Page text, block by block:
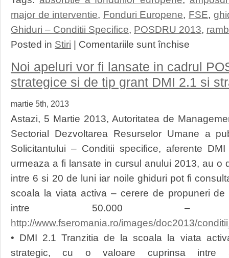
major de interventie, Fonduri Europene, FSE,
Ghiduri – Conditii Specifice, POSDRU 2013,
Posted in Stiri | Comentariile sunt închise
Noi
ghiduri
conditii
consultare
Noi apeluri vor fi lansate in cadrul
strategice si de tip grant DMI 2.1 si
martie 5th, 2013
Astazi, 5 Martie 2013, Autoritatea de
Sectorial Dezvoltarea Resurselor Umane a
Solicitantului – Conditii specifice, aferente
urmeaza a fi lansate in cursul anului 2013, au o
intre 6 si 20 de luni iar noile ghiduri pot fi
scoala la viata activa – cerere de propuneri
intre 50.000 –
http://www.fseromania.ro/images/doc2013/
• DMI 2.1 Tranzitia de la scoala la viata
strategic, cu o valoare cuprinsa intre